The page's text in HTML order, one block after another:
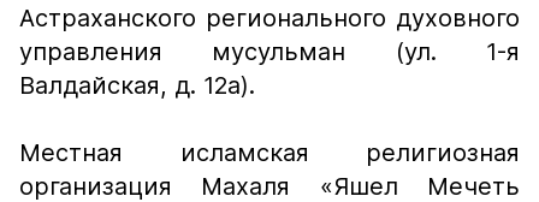
Астраханского регионального духовного
управления мусульман (ул. 1-я
Валдайская, д. 12а).
Местная исламская религиозная
организация Махаля «Яшел Мечеть